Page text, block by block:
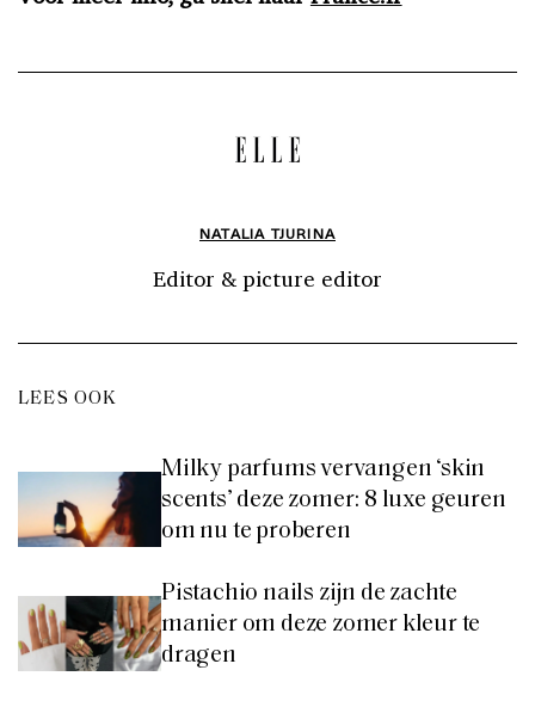
NATALIA TJURINA
Editor & picture editor
LEES OOK
Milky parfums vervangen ‘skin
scents’ deze zomer: 8 luxe geuren
om nu te proberen
Pistachio nails zijn de zachte
manier om deze zomer kleur te
dragen